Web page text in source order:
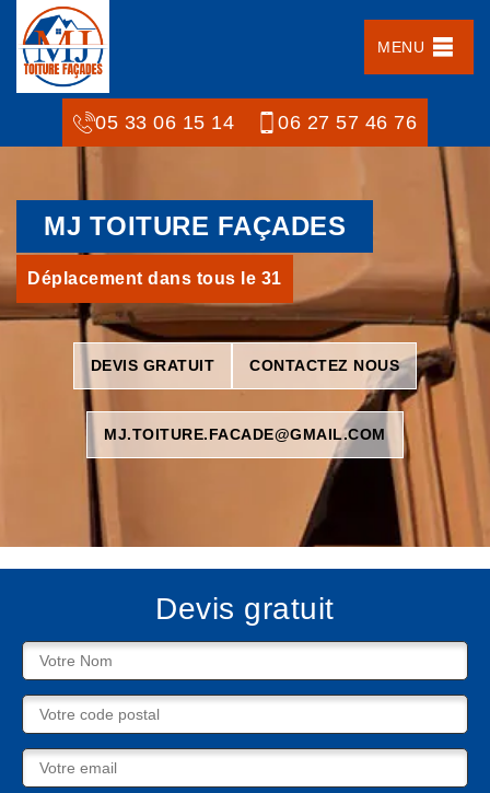
MENU
05 33 06 15 14 06 27 57 46 76
MJ TOITURE FAÇADES
Déplacement dans tous le 31
DEVIS GRATUIT CONTACTEZ NOUS
MJ.TOITURE.FACADE@GMAIL.COM
Devis gratuit